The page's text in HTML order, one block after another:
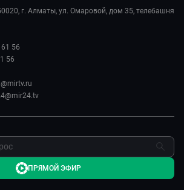
в...
г. Алматы, ул. Омаровой, дом 35, телебашня
56
56
ПРЯМОЙ ЭФИР